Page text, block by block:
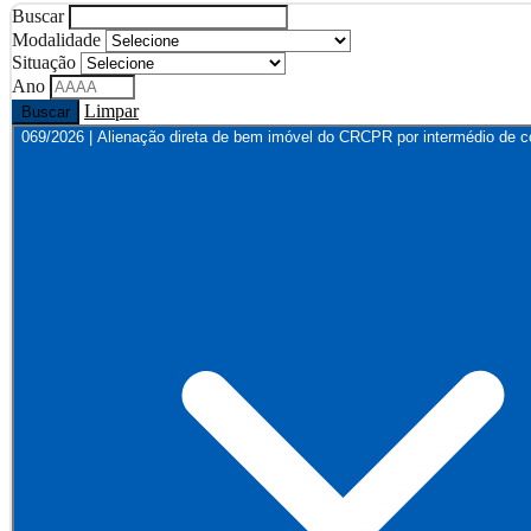
Buscar
Modalidade
Situação
Ano
Buscar Limpar
069/2026 | Alienação direta de bem imóvel do CRCPR por intermédio de